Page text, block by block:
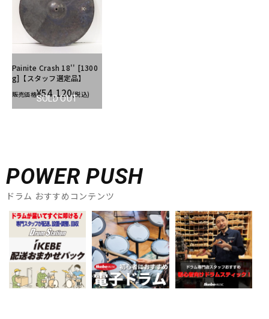
SOLD OUT
Painite Crash 18'' [1300
g]【スタッフ選定品】
販売価格¥54,120(税込)
POWER PUSH
ドラム おすすめコンテンツ